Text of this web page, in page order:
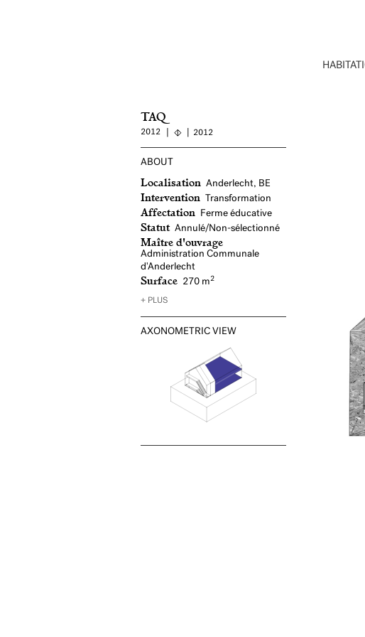
TAQ
2012 2012
ABOUT
Localisation Anderlecht, BE
Intervention Transformation
Affectation Ferme éducative
Statut Annulé/Non-sélectionné
Maître d'ouvrage
Administration Communale
d'Anderlecht
Surface 270 m2
+ PLUS
AXONOMETRIC VIEW